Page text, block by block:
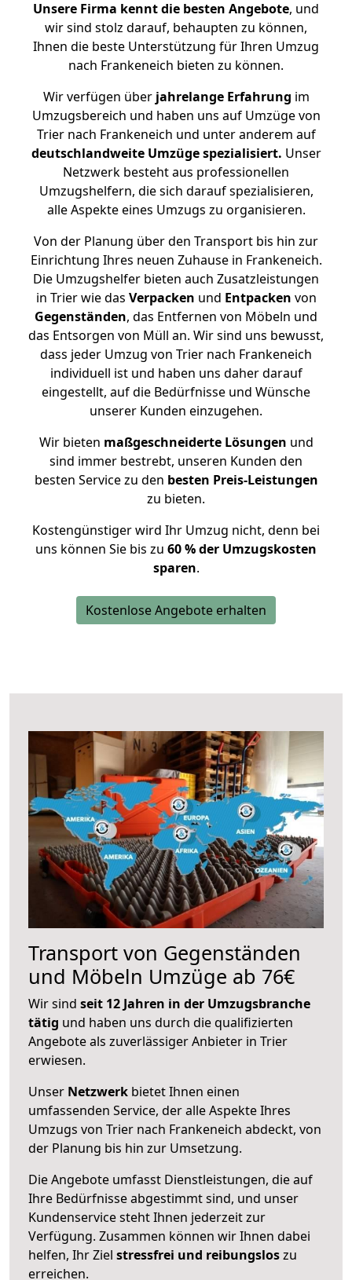
Unsere Firma kennt die besten Angebote, und
wir sind stolz darauf, behaupten zu können,
Ihnen die beste Unterstützung für Ihren Umzug
nach Frankeneich bieten zu können.
Wir verfügen überjahrelange Erfahrung im
Umzugsbereich und haben uns auf Umzüge von
Trier nach Frankeneich und unter anderem auf
deutschlandweite Umzüge spezialisiert. Unser
Netzwerk besteht aus professionellen
Umzugshelfern, die sich darauf spezialisieren,
alle Aspekte eines Umzugs zu organisieren.
Von der Planung über den Transport bis hin zur
Einrichtung Ihres neuen Zuhause in Frankeneich.
Die Umzugshelfer bieten auch Zusatzleistungen
in Trier wie das Verpacken und Entpacken von
Gegenständen, das Entfernen von Möbeln und
das Entsorgen von Müll an. Wir sind uns bewusst,
dass jeder Umzug von Trier nach Frankeneich
individuell ist und haben uns daher darauf
eingestellt, auf die Bedürfnisse und Wünsche
unserer Kunden einzugehen.
Wir bieten maßgeschneiderte Lösungen und
sind immer bestrebt, unseren Kunden den
besten Service zu den besten Preis-Leistungen
zu bieten.
Kostengünstiger wird Ihr Umzug nicht, denn bei
uns können Sie bis zu 60 % der Umzugskosten
sparen.
Kostenlose Angebote erhalten
Transport von Gegenständen
und Möbeln Umzüge ab 76€
Wir sind seit 12 Jahren in der Umzugsbranche
tätig und haben uns durch die qualifizierten
Angebote als zuverlässiger Anbieter in Trier
erwiesen.
Unser Netzwerk bietet Ihnen einen
umfassenden Service, der alle Aspekte Ihres
Umzugs von Trier nach Frankeneich abdeckt, von
der Planung bis hin zur Umsetzung.
Die Angebote umfasst Dienstleistungen, die auf
Ihre Bedürfnisse abgestimmt sind, und unser
Kundenservice steht Ihnen jederzeit zur
Verfügung. Zusammen können wir Ihnen dabei
helfen, Ihr Ziel stressfrei und reibungsloszu
erreichen.